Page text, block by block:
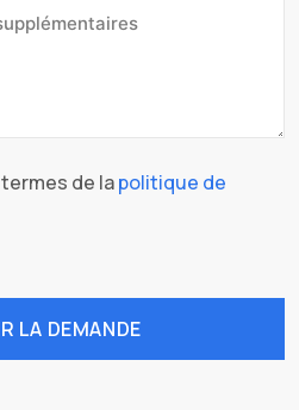
de lapolitique de
LA DEMANDE